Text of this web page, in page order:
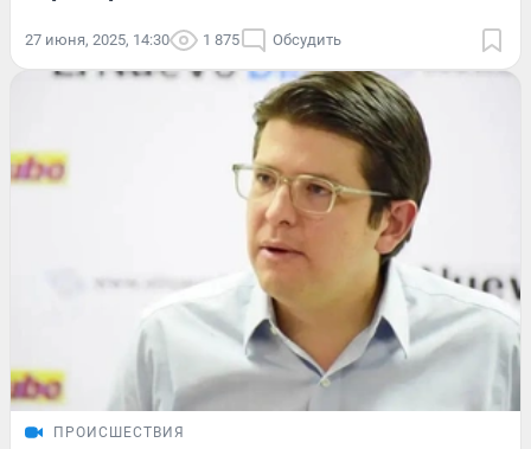
27 июня, 2025, 14:30 1 875 Обсудить
ПРОИСШЕСТВИЯ